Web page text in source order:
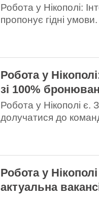
Робота у Нікополі:
пропонує гідні умови.
Робота у
зі 100%
Робота у Нікополі є.
долучатися до
Робота у
актуальна